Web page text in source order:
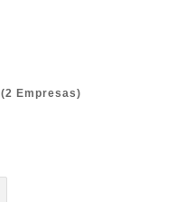
(2 Empresas)